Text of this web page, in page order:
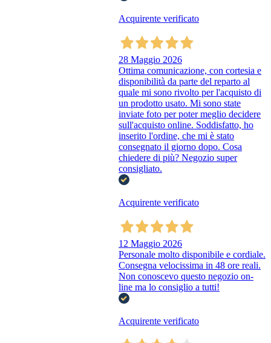
Acquirente verificato
28 Maggio 2026
Ottima comunicazione, con cortesia e
disponibilità da parte del reparto al
quale mi sono rivolto per l'acquisto di
un prodotto usato. Mi sono state
inviate foto per poter meglio decidere
sull'acquisto online. Soddisfatto, ho
inserito l'ordine, che mi è stato
consegnato il giorno dopo. Cosa
chiedere di più? Negozio super
consigliato.
Acquirente verificato
12 Maggio 2026
Personale molto disponibile e cordiale.
Consegna velocissima in 48 ore reali.
Non conoscevo questo negozio on-
line ma lo consiglio a tutti!
Acquirente verificato